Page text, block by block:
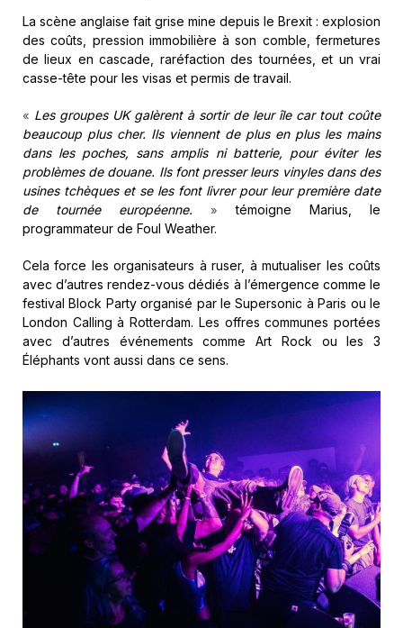
La scène anglaise fait grise mine depuis le Brexit : explosion
des coûts, pression immobilière à son comble, fermetures
de lieux en cascade, raréfaction des tournées, et un vrai
casse-tête pour les visas et permis de travail.
« Les groupes UK galèrent à sortir de leur île car tout coûte
beaucoup plus cher. Ils viennent de plus en plus les mains
dans les poches, sans amplis ni batterie, pour éviter les
problèmes de douane. Ils font presser leurs vinyles dans des
usines tchèques et se les font livrer pour leur première date
de tournée européenne.
» témoigne Marius, le
programmateur de Foul Weather.
Cela force les organisateurs à ruser, à mutualiser les coûts
avec d’autres rendez-vous dédiés à l’émergence comme le
festival Block Party organisé par le Supersonic à Paris ou le
London Calling à Rotterdam. Les offres communes portées
avec d’autres événements comme Art Rock ou les 3
Éléphants vont aussi dans ce sens.